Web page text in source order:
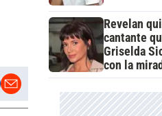
Revelan
cantante
Griselda
con la